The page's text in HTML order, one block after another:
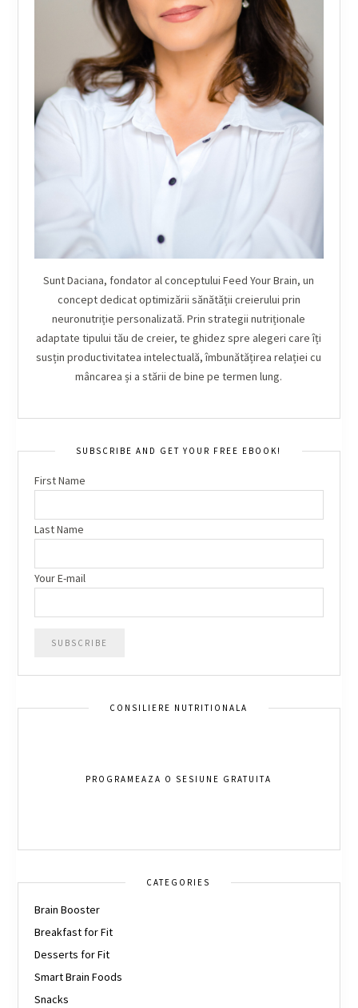
Sunt Daciana, fondator al conceptului Feed Your Brain, un
concept dedicat optimizării sănătății creierului prin
neuronutriție personalizată. Prin strategii nutriționale
adaptate tipului tău de creier, te ghidez spre alegeri care îți
susțin productivitatea intelectuală, îmbunătățirea relației cu
mâncarea și a stării de bine pe termen lung.
SUBSCRIBE AND GET YOUR FREE EBOOK!
First Name
Last Name
Your E-mail
CONSILIERE NUTRITIONALA
PROGRAMEAZA O SESIUNE GRATUITA
CATEGORIES
Brain Booster
Breakfast for Fit
Desserts for Fit
Smart Brain Foods
Snacks